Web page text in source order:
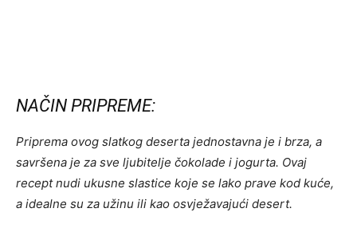
NAČIN PRIPREME:
Priprema ovog slatkog deserta jednostavna je i brza, a
savršena je za sve ljubitelje čokolade i jogurta. Ovaj
recept nudi ukusne slastice koje se lako prave kod kuće,
a idealne su za užinu ili kao osvježavajući desert.